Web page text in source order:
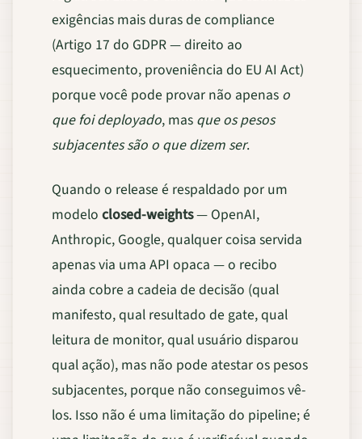
exigências mais duras de compliance
(Artigo 17 do GDPR — direito ao
esquecimento, proveniência do EU AI Act)
porque você pode provar não apenas o
que foi deployado, mas que os pesos
subjacentes são o que dizem ser.
Quando o release é respaldado por um
modelo closed-weights— OpenAI,
Anthropic, Google, qualquer coisa servida
apenas via uma API opaca — o recibo
ainda cobre a cadeia de decisão (qual
manifesto, qual resultado de gate, qual
leitura de monitor, qual usuário disparou
qual ação), mas não pode atestar os pesos
subjacentes, porque não conseguimos vê-
los. Isso não é uma limitação do pipeline; é